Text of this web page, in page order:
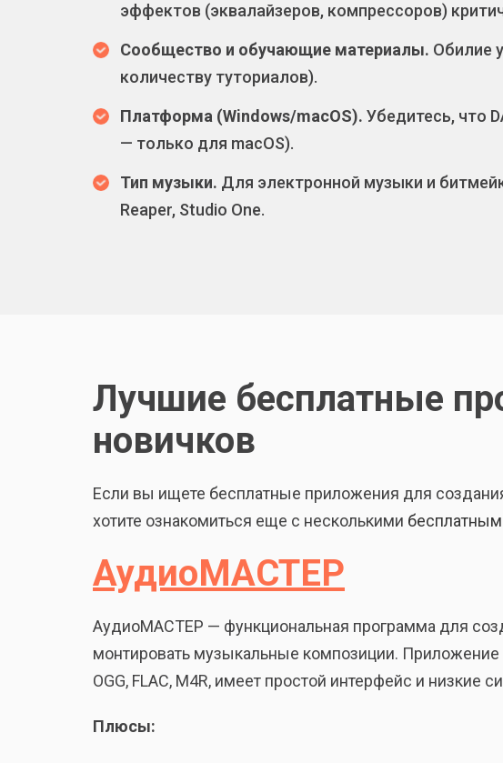
эффектов (эквалайзеров, компрессоров)
Сообщество и обучающие материалы. Обилие
количеству туториалов).
Платформа (Windows/macOS). Убедитесь, что
— только для macOS).
Тип музыки. Для электронной музыки и
Reaper, Studio One.
Лучшие бесплатные
новичков
Если вы ищете бесплатные приложения для
хотите ознакомиться еще с несколькими
АудиоМАСТЕР
АудиоМАСТЕР — функциональная программа для
монтировать музыкальные композиции. Приложение
OGG, FLAC, M4R, имеет простой интерфейс и
Плюсы: